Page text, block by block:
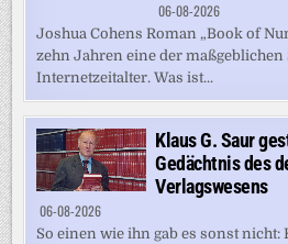
06-08-2026
Joshua Cohens Roman „Book of
zehn Jahren eine der maßgeblichen
Internetzeitalter. Was ist...
Klaus G. Saur
Gedächtnis des
Verlagswesens
06-08-2026
So einen wie ihn gab es sonst nicht: